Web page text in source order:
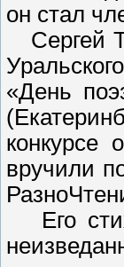
он стал
Сергей
«День
вручили
Его